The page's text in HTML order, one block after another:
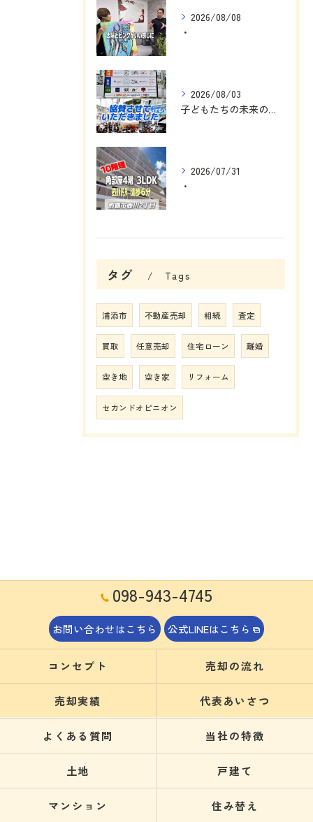
2026/08/08
・
2026/08/03
子どもたちの未来のために、私にできることを考えました☺️
2026/07/31
・
タグ Tags
浦添市 不動産売却 相続 査定
買取 任意売却 住宅ローン 離婚
空き地 空き家 リフォーム
セカンドオピニオン
098-943-4745
お問い合わせはこちら 公式LINEはこちら
コンセプト 売却の流れ
売却実績 代表あいさつ
よくある質問 当社の特徴
土地 戸建て
マンション 住み替え